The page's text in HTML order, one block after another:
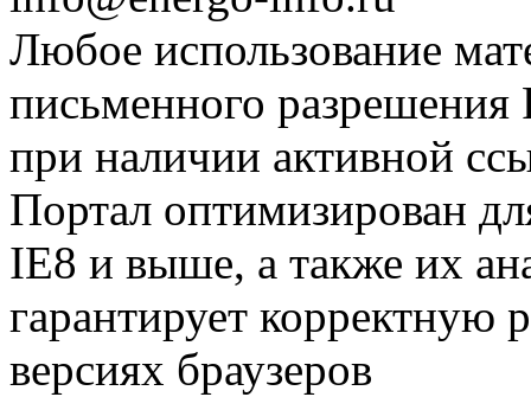
Любое использование
письменного разрешения
при наличии активной
Портал оптимизирован
IE8 и выше, а также их
гарантирует корректную
версиях браузеров